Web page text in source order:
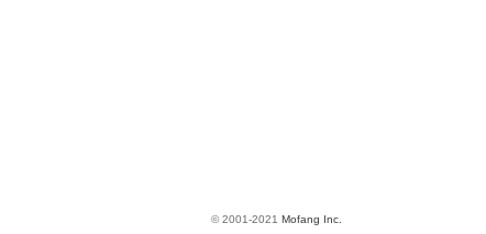
© 2001-2021 Mofang Inc.